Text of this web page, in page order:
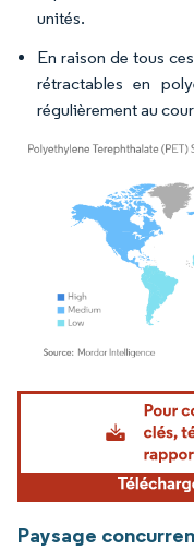
unités.
En raison de tous
rétractables en
régulièrement au
Image © Mordor Intelligence.
Paysage